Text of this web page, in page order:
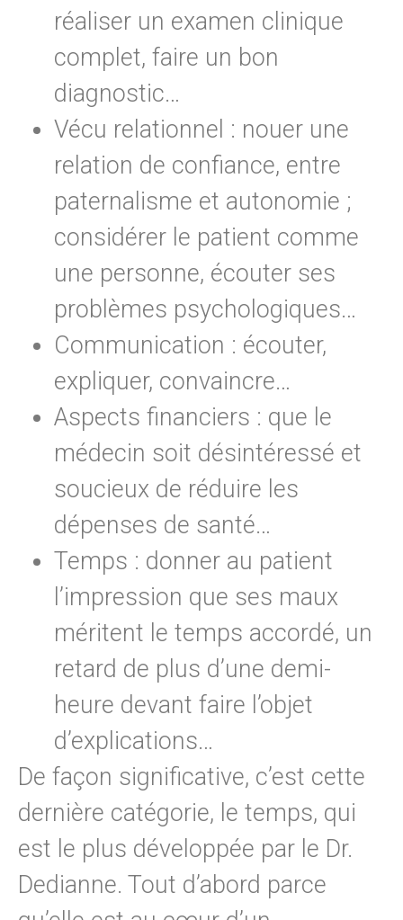
réaliser un examen clinique
complet, faire un bon
diagnostic…
Vécu relationnel : nouer une
relation de confiance, entre
paternalisme et autonomie ;
considérer le patient comme
une personne, écouter ses
problèmes psychologiques…
Communication : écouter,
expliquer, convaincre…
Aspects financiers : que le
médecin soit désintéressé et
soucieux de réduire les
dépenses de santé…
Temps : donner au patient
l’impression que ses maux
méritent le temps accordé, un
retard de plus d’une demi-
heure devant faire l’objet
d’explications…
De façon significative, c’est cette
dernière catégorie, le temps, qui
est le plus développée par le Dr.
Dedianne. Tout d’abord parce